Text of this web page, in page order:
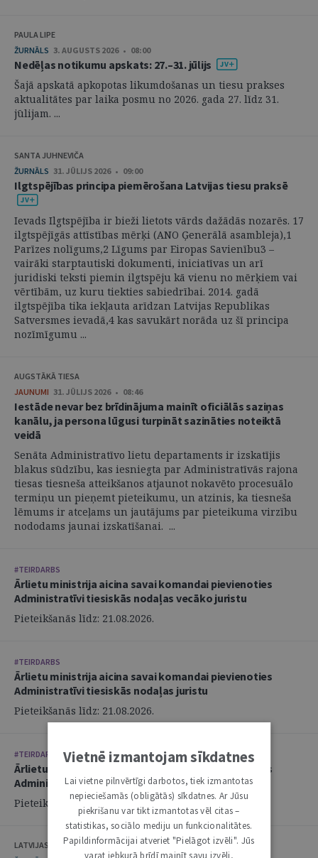
PAULA LIPE
ŽURNĀLS 3. AUGUSTS 2026 • 08:00
Nedēļas notikumu apskats: 27.–31. jūlijs
Šajā apskatā apkopotas likumdošanas un tiesu prakses
aktualitātes par laika posmu no 2026. gada 27. līdz 31.
jūlijam. ...
SANTA JUHNEVIČA
ŽURNĀLS 31. JŪLIJS 2026 • 09:00
Ilgtspējības principa piemērošana Latvijas tiesu praksē
Ievads Ilgtspējība ir bieži lietots vārds dažādās nozarēs. 17
ilgtspējīgās attīstības mērķi (ANO Ģenerālā asambleja),1
Parīzes nolīgums,2 Līgums par Eiropas Savienību3 –
vairāki starptautiski dokumenti, iniciatīvas un arī
juridiski teksti piemin ilgtspēju kā vienu no mērķiem vai
vērtībām, uz kuru tiekties sabiedrībai. 2014. gadā
ilgtspējība tika iekļauta arīdzan Latvijas Republikas
Satversmes ievadā,4 kas savukārt norāda uz šī principa
nozīmīgumu ...
AUGSTĀKĀ TIESA
JAUNUMI 31. JŪLIJS 2026 • 08:46
Iestāde nevar bez brīdinājuma mainīt oficiālās saziņas
kanālu, ja persona lūgusi turpināt sazināties noteiktā
veidā
Senāta Administratīvo lietu departaments ir izskatījis
blakus sūdzību, kas iesniegta par Administratīvās rajona
tiesas tiesneša atteikšanos atjaunot nokavēto procesuālo
termiņu un pieņemt pieteikumu, un atzinis, ka tiesneša
lēmums ir atceļams un jautājums par pieteikuma virzību
nododams jaunai izskatīšanai. ...
#TEIRDARBS
Ārlietu ministrija aicina savai komandai pievienoties
Administratīvi tiesiskās nodaļas vecāko juristu
Pieteikšanās līdz: 21.08.2026.
#TEIRDARBS
Ārlietu ministrija aicina savai komandai pievienoties
Administratīvi tiesiskās nodaļas juristu
Pieteikšanās līdz: 21.08.2026.
#TEIRDARBS
Ārlietu ministrija aicina savai komandai pievienoties
Administratīvi tiesiskās nodaļas juristu
Pieteikšanās līdz: 21.08.2026.
LATVIJAS ZVĒRINĀTU ADVOKĀTU PADOME
Vietnē izmantojam sīkdatnes
Lai vietne pilnvērtīgi darbotos, tiek izmantotas
nepieciešamās (obligātās) sīkdatnes. Ar Jūsu
piekrišanu var tikt izmantotas vēl citas –
statistikas, sociālo mediju un funkcionalitātes.
Papildinformācijai atveriet "Pielāgot izvēli". Jūs
varat jebkurā brīdī mainīt savu izvēli,